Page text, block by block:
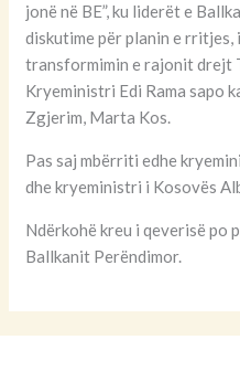
jonë në BE”, ku liderët e
diskutime për planin e rritjes,
transformimin e rajonit drejt
Kryeministri Edi Rama sapo
Zgjerim, Marta Kos.
Pas saj mbërriti edhe
dhe kryeministri i Kosovës
Ndërkohë kreu i qeverisë po
Ballkanit Perëndimor.